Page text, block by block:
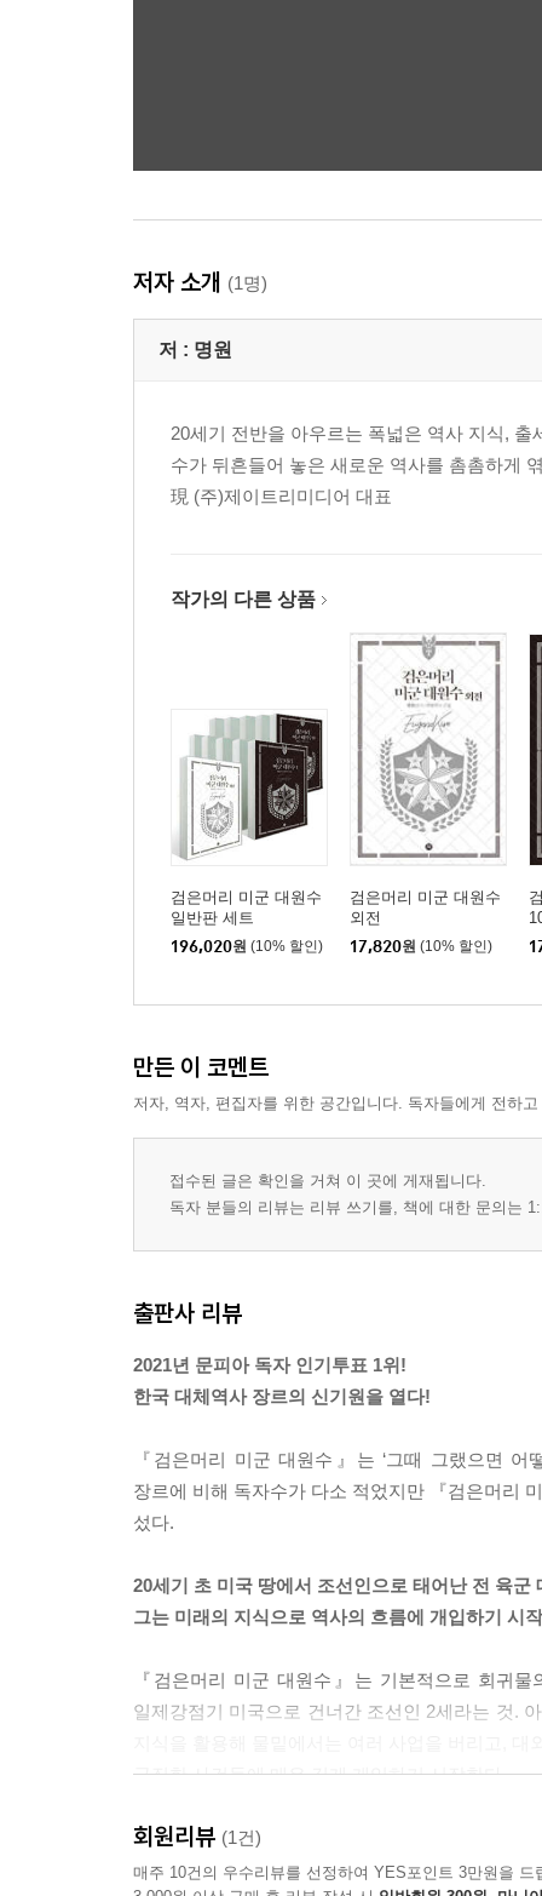
저자 소개 (1명)
저 : 명원
20세기 전반을 아우르는 폭넓은 역사 지식,
수가 뒤흔들어 놓은 새로운 역사를 촘촘하게
現 (주)제이트리미디어 대표
작가의 다른 상품
검은머리 미군 대원수
일반판 세트
196,020원 (10% 할인)
검은머리 미군 대원수
외전
17,820원 (10% 할인)
만든 이 코멘트
저자, 역자, 편집자를 위한 공간입니다. 독자들에게 전하
접수된 글은 확인을 거쳐 이 곳에 게재됩니다.
독자 분들의 리뷰는 리뷰 쓰기를, 책에 대한 문의는
출판사 리뷰
2021년 문피아 독자 인기투표 1위!
한국 대체역사 장르의 신기원을 열다!
『검은머리 미군 대원수』는 ‘그때 그랬으면
장르에 비해 독자수가 다소 적었지만 『검은머리
섰다.
20세기 초 미국 땅에서 조선인으로 태어난 전 육군
그는 미래의 지식으로 역사의 흐름에 개입하기 시
『검은머리 미군 대원수』는 기본적으로 회귀
일제강점기 미국으로 건너간 조선인 2세라는 것.
굵직한 사건들에 매우 깊게 개입하기 시작한다.
김유진의 최종 목표는 제2차 세계대전에 참전해
이름을 남긴 인물들과 함께 김유진이 목표를 이루
회원리뷰 (1건)
매주 10건의 우수리뷰를 선정하여 YES포인트 3만원을 드